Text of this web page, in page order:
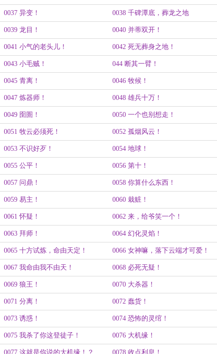
0037 异变！ 0038 千碑潭底，葬龙之地
0039 龙目！ 0040 并蒂双开！
0041 小气的老头儿！ 0042 死无葬身之地！
0043 小毛贼！ 044 断其一臂！
0045 青离！ 0046 牧候！
0047 炼器师！ 0048 雄兵十万！
0049 囹圄！ 0050 一个也别想走！
0051 牧云必须死！ 0052 孤烟风云！
0053 不识好歹！ 0054 地球！
0055 公平！ 0056 第十！
0057 问鼎！ 0058 你算什么东西！
0059 易主！ 0060 栽赃！
0061 怀疑！ 0062 来，给爷笑一个！
0063 拜师！ 0064 幻化灵焰！
0065 十方试炼，命由天定！ 0066 女神嘛，落下云端才可爱！
0067 我命由我不由天！ 0068 必死无疑！
0069 狼王！ 0070 大杀器！
0071 分离！ 0072 蠢货！
0073 诱惑！ 0074 恐怖的灵绾！
0075 我杀了你这登徒子！ 0076 大机缘！
0077 这就是你说的大机缘！？ 0078 收点利息！